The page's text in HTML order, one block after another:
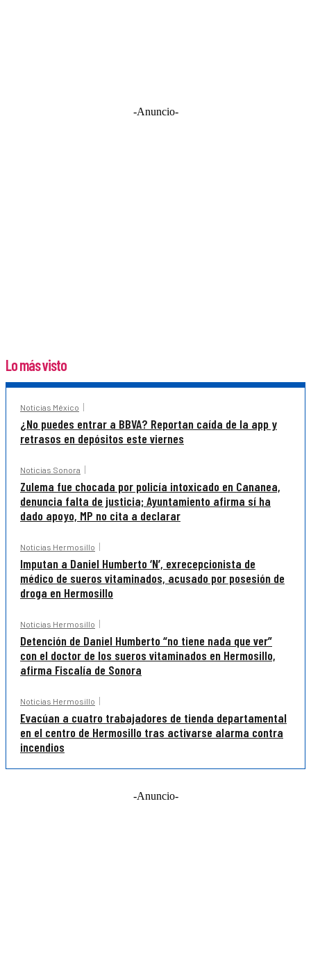
-Anuncio-
Lo más visto
Noticias México
¿No puedes entrar a BBVA? Reportan caída de la app y
retrasos en depósitos este viernes
Noticias Sonora
Zulema fue chocada por policía intoxicado en Cananea,
denuncia falta de justicia; Ayuntamiento afirma sí ha
dado apoyo, MP no cita a declarar
Noticias Hermosillo
Imputan a Daniel Humberto ‘N’, exrecepcionista de
médico de sueros vitaminados, acusado por posesión de
droga en Hermosillo
Noticias Hermosillo
Detención de Daniel Humberto “no tiene nada que ver”
con el doctor de los sueros vitaminados en Hermosillo,
afirma Fiscalía de Sonora
Noticias Hermosillo
Evacúan a cuatro trabajadores de tienda departamental
en el centro de Hermosillo tras activarse alarma contra
incendios
-Anuncio-